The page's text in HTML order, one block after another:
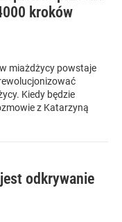
kroków
miażdżycy powstaje
Kiedy będzie
z Katarzyną
odkrywanie